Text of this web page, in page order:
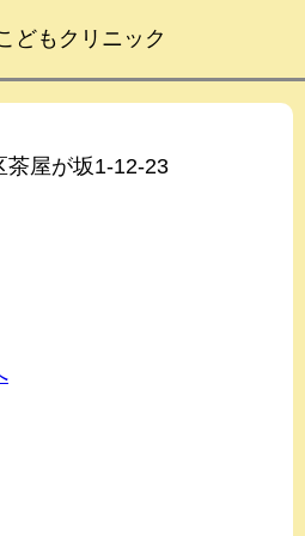
どもクリニック
茶屋が坂1-12-23